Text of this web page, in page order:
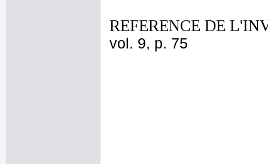
REFERENCE DE
vol. 9, p. 75